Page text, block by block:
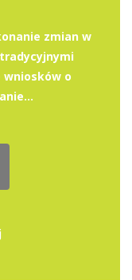
zmian w
wniosków o